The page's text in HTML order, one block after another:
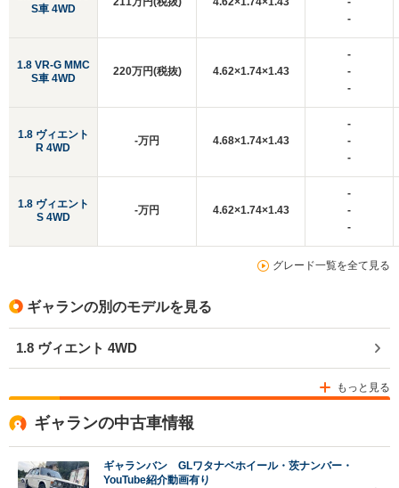
S車 4WD
1.8 VR-G MMC
S車 4WD
1.8 ヴィエント
R 4WD
1.8 ヴィエント
S 4WD
-
220万円(税抜) 4.62×1.74×1.43
-
-
-
-万円 4.68×1.74×1.43
-
-
-
-万円 4.62×1.74×1.43
-
-
-
グレード一覧を全て見る
ギャランの別のモデルを見る
1.8 ヴィエント 4WD
もっと見る
ギャランの中古車情報
ギャランバン GLワタナベホイール・茨ナンバー・
YouTube紹介動画有り